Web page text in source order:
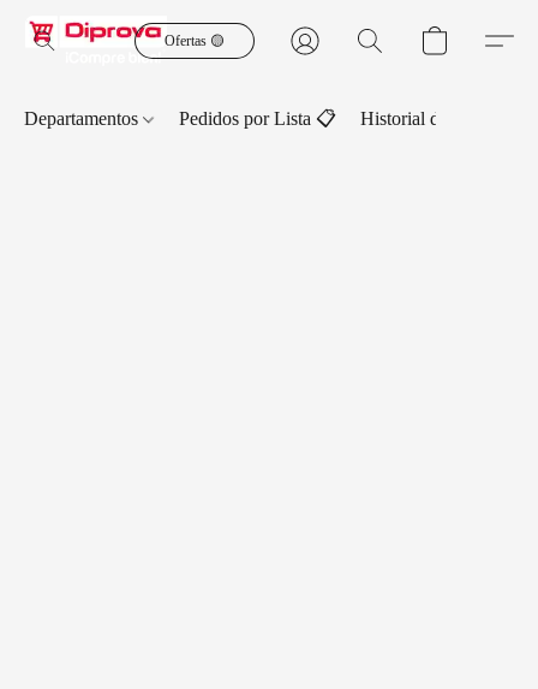
Ofertas 🟡
Departamentos Pedidos por Lista 📋 Historial de Pedidos